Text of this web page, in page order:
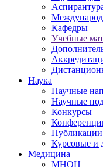
Кафедры
Учебные
Наука
Научные
Научные
Конкурсы
Публикации
Курсовые и
Медицина
МНОЦ